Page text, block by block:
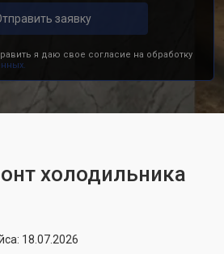
заявку
я даю свое согласие на обработку
холодильника
18.07.2026